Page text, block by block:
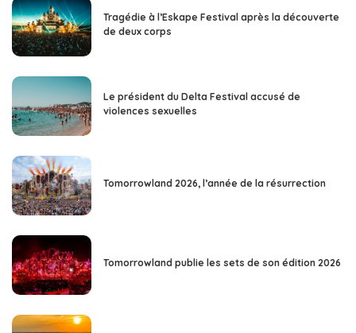
Tragédie à l’Eskape Festival après la découverte
de deux corps
Le président du Delta Festival accusé de
violences sexuelles
Tomorrowland 2026, l’année de la résurrection
Tomorrowland publie les sets de son édition 2026